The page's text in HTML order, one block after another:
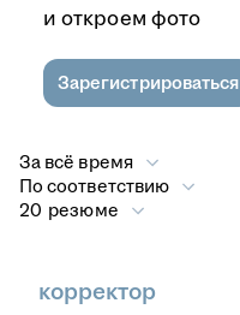
и откроем фото
Зарегистрироваться
За всё время
По соответствию
20 резюме
корректор